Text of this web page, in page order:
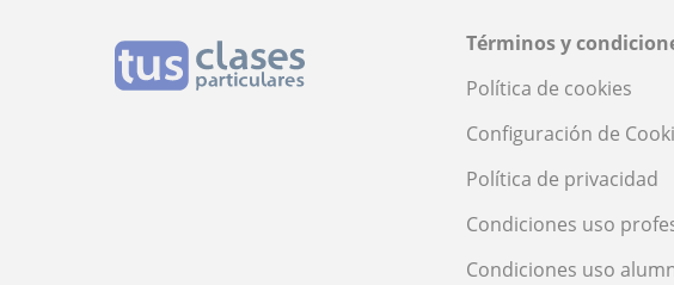
Términos y
Política de cookies
Configuración de
Política de privacidad
Condiciones uso
Condiciones uso